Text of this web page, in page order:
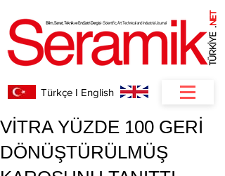
.
NET
Türkçe I English
VİTRA YÜZDE 100 GERİ
DÖNÜŞTÜRÜLMÜŞ